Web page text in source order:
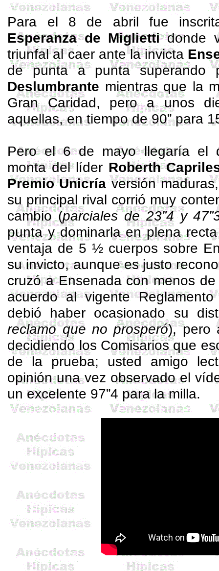
Para el 8 de abril fue
Esperanza de Migliettidonde
triunfal al caer ante la invicta
de punta a punta
Deslumbrante mientras que la
Gran Caridad, pero a unos
aquellas, en tiempo de 90” para
Pero el 6 de mayo llegaría el
monta del líder Roberth
Premio Unicríaversión
su principal rival corrió muy
cambio (parciales de 23”4 y
punta y dominarla en plena
ventaja de 5 ½ cuerpos sobre
su invicto, aunque es justo
cruzó a Ensenada con menos
acuerdo al vigente
debió haber ocasionado su
reclamo que no prosperó), pero
decidiendo los Comisarios que
de la prueba; usted amigo
opinión una vez observado el
un excelente 97”4 para la milla.